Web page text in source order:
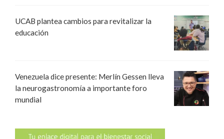
UCAB plantea cambios para revitalizar la
educación
Venezuela dice presente: Merlín Gessen lleva
la neurogastronomía a importante foro
mundial